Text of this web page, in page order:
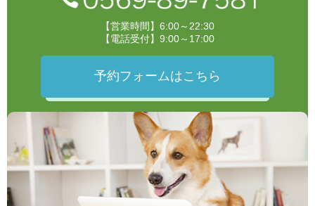
【営業時間】6:00～22:30
【電話受付】9:00～17:00
予約フォームはこちら